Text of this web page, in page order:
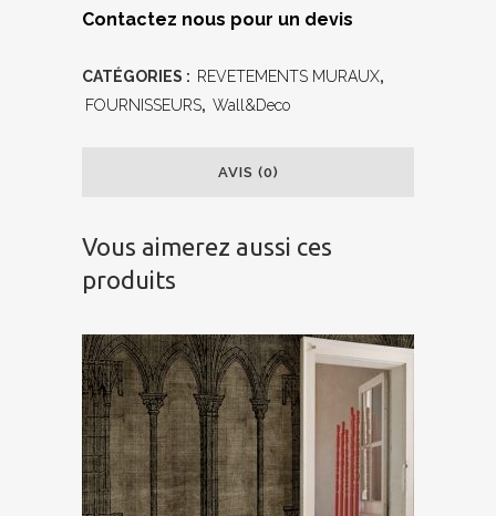
Contactez nous pour un devis
CATÉGORIES : REVETEMENTS MURAUX,
FOURNISSEURS, Wall&Deco
AVIS (0)
Vous aimerez aussi ces
produits